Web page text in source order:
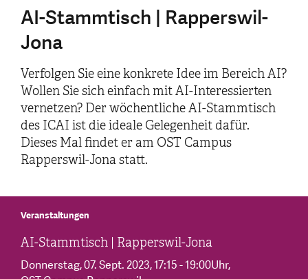
AI-Stammtisch | Rapperswil-
Jona
Verfolgen Sie eine konkrete Idee im Bereich AI?
Wollen Sie sich einfach mit AI-Interessierten
vernetzen? Der wöchentliche AI-Stammtisch
des ICAI ist die ideale Gelegenheit dafür.
Dieses Mal findet er am OST Campus
Rapperswil-Jona statt.
Veranstaltungen
AI-Stammtisch | Rapperswil-Jona
Donnerstag, 07. Sept. 2023, 17:15 - 19:00Uhr,